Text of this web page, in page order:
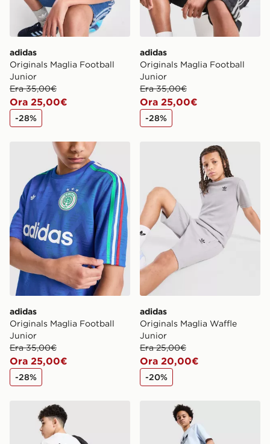
adidas
Originals Maglia Football
Junior
Era 35,00€
Ora 25,00€
-28%
adidas
Originals Maglia Football
Junior
Era 35,00€
Ora 25,00€
-28%
adidas Originals Maglia Football Junior
adidas
Originals Maglia Football
Junior
Era 35,00€
Ora 25,00€
-28%
adidas Originals Maglia
adidas
Originals Maglia Waffle
Junior
Era 25,00€
Ora 20,00€
-20%
adidas Originals Maglia Chain Stitch Junior
adidas Originals Jorts in